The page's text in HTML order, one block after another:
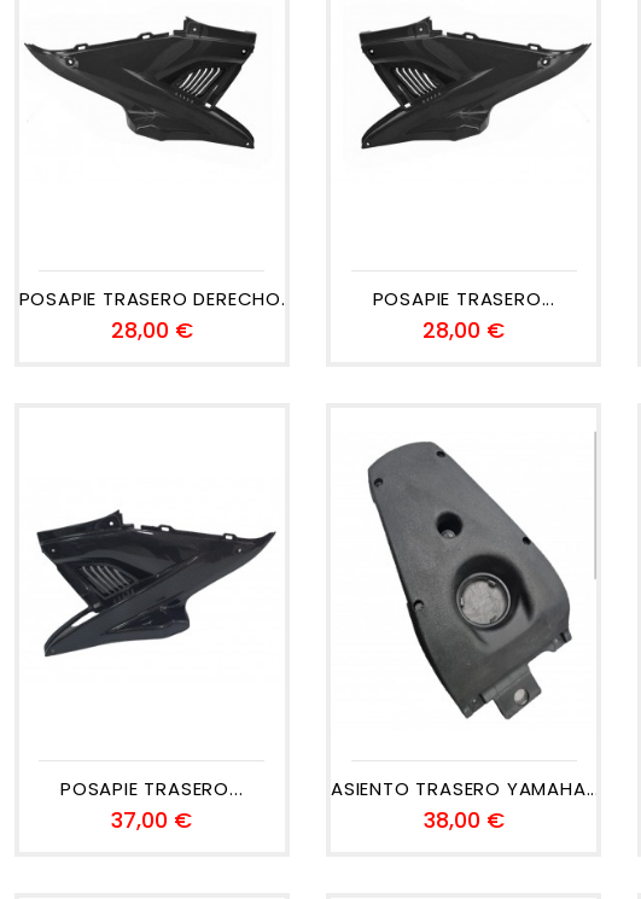
POSAPIE TRASERO DERECHO...
28,00 €Precio
POSAPIE TRASERO...
28,00 €Precio
POSAPIE TRASERO...
37,00 €Precio
ASIENTO TRASERO YAMAHA...
38,00 €Precio